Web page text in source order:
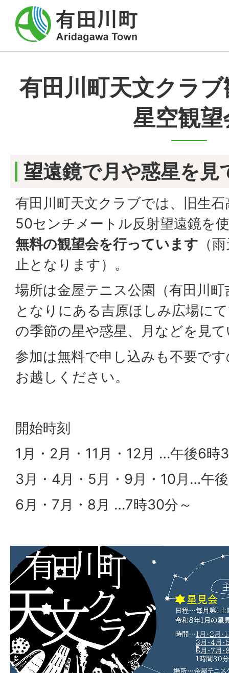
有田川町天文クラ
星空観望
望遠鏡で月や惑星を見
有田川町天文クラブでは、旧生
50センチメートル反射望遠鏡を
無料の観望会を行っています （
止となります）。
場所は金屋テニス公園（有田川
となりにある吉原ほしみ広場に
の季節の星や惑星、月などを見
参加は無料で申し込みも不要で
お越しください。
開始時刻
1月・2月・11月・12月 …午後6時
3月・4月・5月・9月・10月…午
6月・7月・8月 …7時30分～